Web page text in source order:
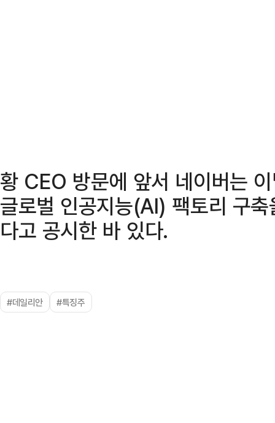
황 CEO 방문에 앞서 네이버는
글로벌 인공지능(AI) 팩토리 구
다고 공시한 바 있다.
#데일리안 #특징주